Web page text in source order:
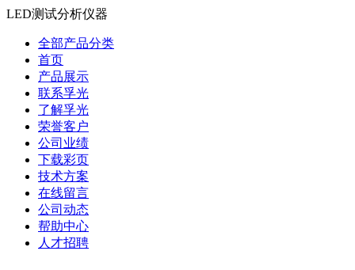
LED测试分析仪器
全部产品分类
首页
产品展示
联系孚光
了解孚光
荣誉客户
公司业绩
下载彩页
技术方案
在线留言
公司动态
帮助中心
人才招聘